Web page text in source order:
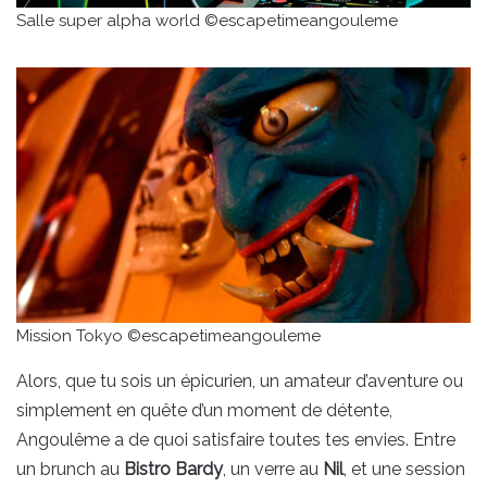
Salle super alpha world ©escapetimeangouleme
Mission Tokyo ©escapetimeangouleme
Alors, que tu sois un épicurien, un amateur d’aventure ou
simplement en quête d’un moment de détente,
Angoulême a de quoi satisfaire toutes tes envies. Entre
un brunch au Bistro Bardy, un verre au Nil, et une session